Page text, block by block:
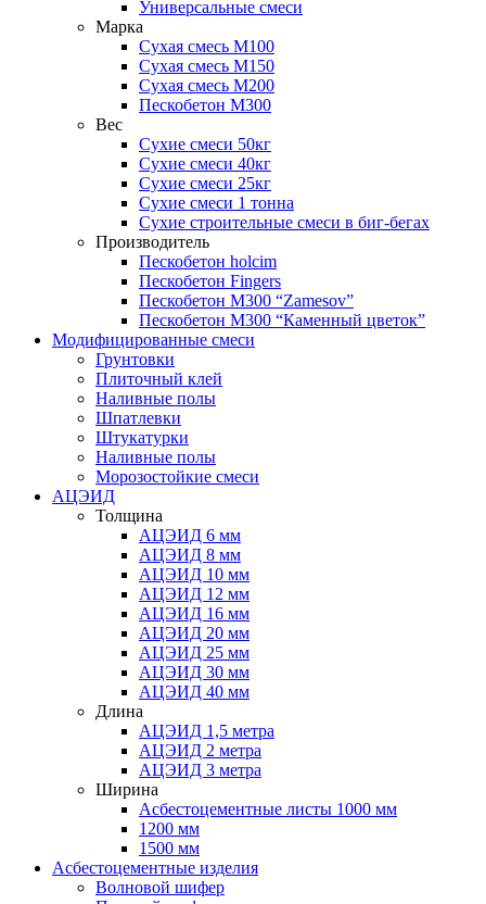
Универсальные смеси
Марка
Сухая смесь М100
Сухая смесь М150
Сухая смесь М200
Пескобетон М300
Вес
Сухие смеси 50кг
Сухие смеси 40кг
Сухие смеси 25кг
Сухие смеси 1 тонна
Сухие строительные смеси в биг-бегах
Производитель
Пескобетон holcim
Пескобетон Fingers
Пескобетон М300 “Zamesov”
Пескобетон М300 “Каменный цветок”
Модифицированные смеси
Грунтовки
Плиточный клей
Наливные полы
Шпатлевки
Штукатурки
Наливные полы
Морозостойкие смеси
АЦЭИД
Толщина
АЦЭИД 6 мм
АЦЭИД 8 мм
АЦЭИД 10 мм
АЦЭИД 12 мм
АЦЭИД 16 мм
АЦЭИД 20 мм
АЦЭИД 25 мм
АЦЭИД 30 мм
АЦЭИД 40 мм
Длина
АЦЭИД 1,5 метра
АЦЭИД 2 метра
АЦЭИД 3 метра
Ширина
Асбестоцементные листы 1000 мм
1200 мм
1500 мм
Асбестоцементные изделия
Волновой шифер